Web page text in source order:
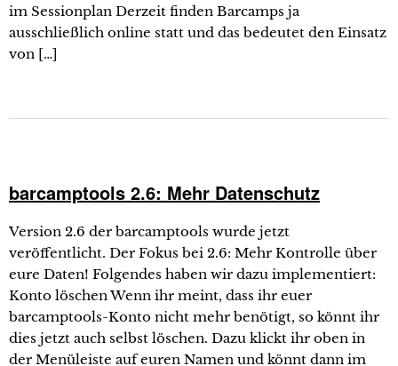
im Sessionplan Derzeit finden Barcamps ja
ausschließlich online statt und das bedeutet den Einsatz
von […]
barcamptools 2.6: Mehr Datenschutz
Version 2.6 der barcamptools wurde jetzt
veröffentlicht. Der Fokus bei 2.6: Mehr Kontrolle über
eure Daten! Folgendes haben wir dazu implementiert:
Konto löschen Wenn ihr meint, dass ihr euer
barcamptools-Konto nicht mehr benötigt, so könnt ihr
dies jetzt auch selbst löschen. Dazu klickt ihr oben in
der Menüleiste auf euren Namen und könnt dann im